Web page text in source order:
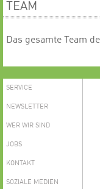
TEAM
Das gesamte Team
SERVICE
NEWSLETTER
WER WIR SIND
JOBS
KONTAKT
SOZIALE MEDIEN